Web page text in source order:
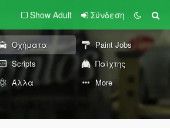
Show Adult Σύνδεση
Οχήματα
Paint Jobs
Scripts
Παίχτης
Άλλα More